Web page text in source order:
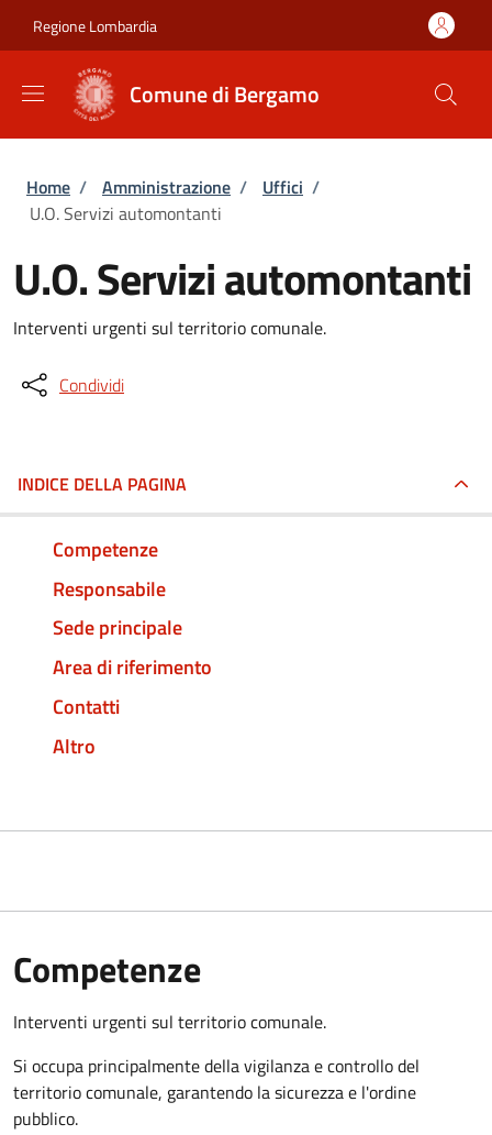
Regione Lombardia
Comune di Bergamo
Briciole di pane
Home / Amministrazione / Uffici /
U.O. Servizi automontanti
U.O. Servizi automontanti
Interventi urgenti sul territorio comunale.
Condividi
INDICE DELLA PAGINA
Competenze
Responsabile
Sede principale
Area di riferimento
Contatti
Altro
Competenze
Interventi urgenti sul territorio comunale.
Si occupa principalmente della vigilanza e controllo del
territorio comunale, garantendo la sicurezza e l'ordine
pubblico.